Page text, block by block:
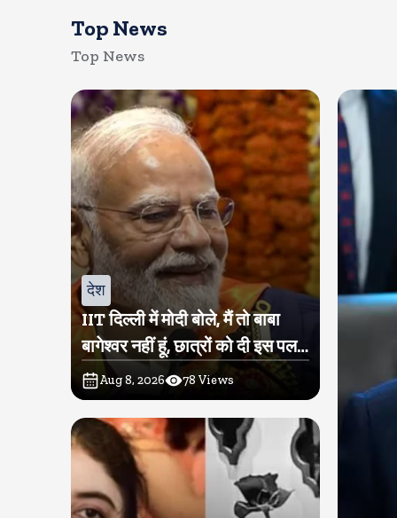
Top News
Top News
देश
IIT दिल्ली में मोदी बोले, मैं तो बाबा
बागेश्वर नहीं हूं, छात्रों को दी इस पल
को जीने की नसीहत
Aug 8, 2026 78 Views